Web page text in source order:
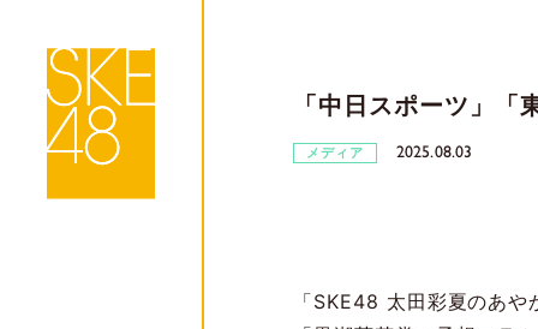
「中日スポーツ」「
メディア 2025.08.03
「SKE48 太田彩夏のあ